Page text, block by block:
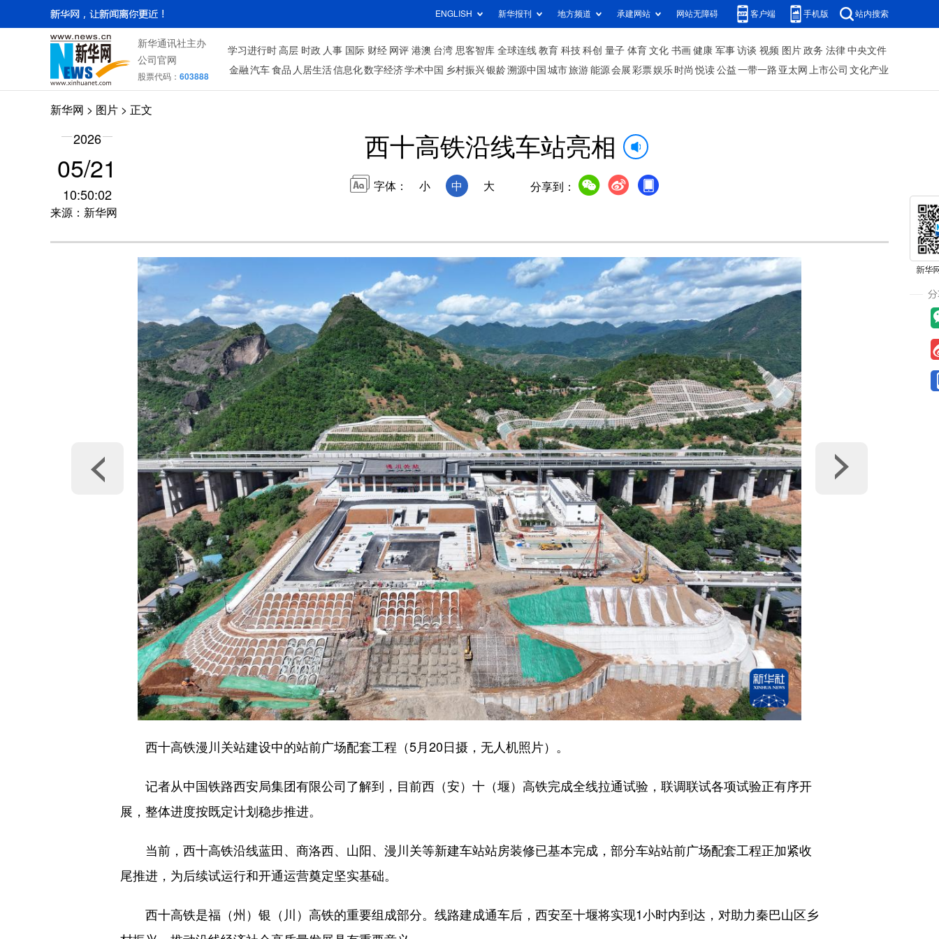
ENGLISH 新华报刊 地方频道 承建网站 网站无障碍 客户端 手机版 站内搜索
新华通讯社主办
公司官网
股票代码： 603888
学习进行时 高层 时政 人事 国际 财经 网评 港澳 台湾 思客智库 全球连线 教育 科技 科创 量子 体育 文化 书画 健康 军事 访谈 视频 图片 政务 法律 中央文件
金融 汽车 食品 人居生活信息化数字经济学术中国 乡村振兴银龄溯源中国 城市旅游 能源 会展 彩票娱乐 时尚 悦读 公益 一带一路 亚太网 上市公司 文化产业
新华网 > 图片 > 正文
2026
05/21
10:50:02
来源：新华网
西十高铁沿线车站亮相
字体： 小 中 大 分享到：
西十高铁漫川关站建设中的站前广场配套工程（5月20日摄，无人机照片）。
记者从中国铁路西安局集团有限公司了解到，目前西（安）十（堰）高铁完成全线拉通试验，联调联试各项试验正有序开
展，整体进度按既定计划稳步推进。
当前，西十高铁沿线蓝田、商洛西、山阳、漫川关等新建车站站房装修已基本完成，部分车站站前广场配套工程正加紧收
尾推进，为后续试运行和开通运营奠定坚实基础。
西十高铁是福（州）银（川）高铁的重要组成部分。线路建成通车后，西安至十堰将实现1小时内到达，对助力秦巴山区乡